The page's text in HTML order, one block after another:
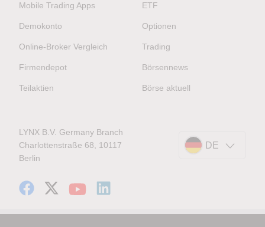
Mobile Trading Apps
Demokonto
Online-Broker Vergleich
Firmendepot
Teilaktien
ETF
Optionen
Trading
Börsennews
Börse aktuell
LYNX B.V. Germany Branch
Charlottenstraße 68, 10117
Berlin
DE